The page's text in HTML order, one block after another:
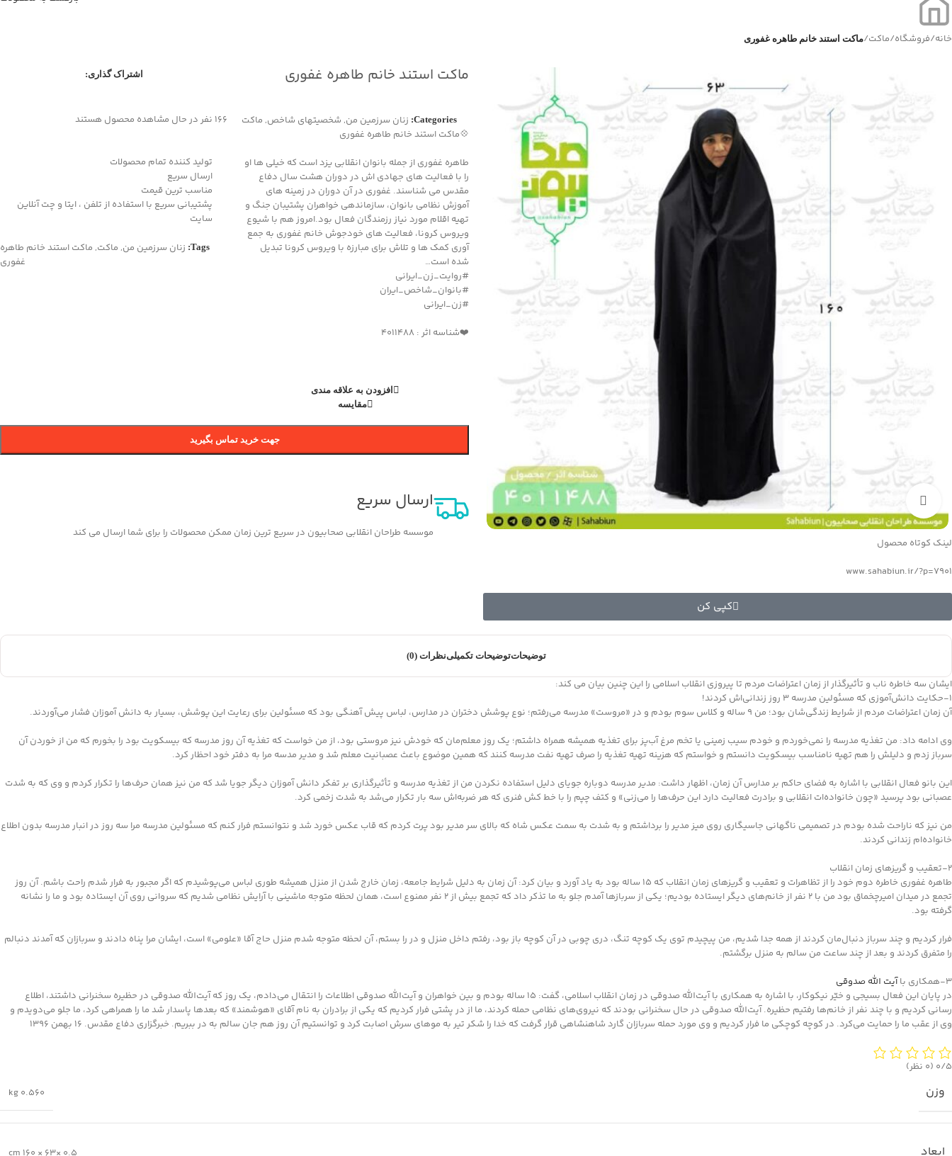
خانه/فروشگاه/ماکت/ماکت استند خانم طاهره غفوری
لینک کوتاه محصول
www.sahabiun.ir/?p=7901
کپی کن
ماکت استند خانم طاهره غفوری اشتراک گذاری:
Categories: زنان سرزمین من, شخصیتهای شاخص, ماکت
💠ماکت استند خانم طاهره غفوری
طاهره غفوری از جمله بانوان انقلابی یزد است که خیلی ها او
را با فعالیت های جهادی اش در دوران هشت سال دفاع
مقدس می شناسند. غفوری در آن دوران در زمینه های
آموزش نظامی بانوان، سازماندهی خواهران پشتیبان جنگ و
تهیه اقلام مورد نیاز رزمندگان فعال بود.امروز هم با شیوع
ویروس کرونا، فعالیت های خودجوش خانم غفوری به جمع
آوری کمک ها و تلاش برای مبارزه با ویروس کرونا تبدیل
شده است…
#روایت_زن_ایرانی
#بانوان_شاخص_ایران
#زن_ایرانی
❤️شناسه اثر : 4011488
افزودن به علاقه مندی
مقایسه
166 نفر در حال مشاهده محصول هستند
تولید کننده تمام محصولات
ارسال سریع
مناسب ترین قیمت
پشتیبانی سریع با استفاده از تلفن ، ایتا و چت آنلاین
سایت
Tags: زنان سرزمین من, ماکت, ماکت استند خانم طاهره
غفوری
جهت خرید تماس بگیرید
ارسال سریع
موسسه طراحان انقلابی صحابیون در سریع ترین زمان ممکن محصولات را برای شما ارسال می کند
توضیحاتتوضیحات تکمیلینظرات (0)
ایشان سه خاطره ناب و تأثیرگذار از زمان اعتراضات مردم تا پیروزی انقلاب اسلامی را این چنین بیان می کند:
1-حکایت دانش‌آموزی که مسئولین مدرسه ۳ روز زندانی‌اش کردند!
آن زمان اعتراضات مردم از شرایط زندگی‌شان بود؛ من ۹ ساله و کلاس سوم بودم و در «مروست» مدرسه می‌رفتم؛ نوع پوشش دختران در مدارس، لباس پیش آهنگی بود که مسئولین برای رعایت این پوشش، بسیار به دانش آموزان فشار می‌آوردند.
وی ادامه داد: من تغذیه مدرسه را نمی‌خوردم و خودم سیب زمینی یا تخم مرغ آب‌پز برای تغذیه همیشه همراه داشتم؛ یک روز معلم‌مان که خودش نیز مروستی بود، از من خواست که تغذیه آن روز مدرسه که بیسکویت بود را بخورم که من از خوردن آن
سرباز زدم و دلیلش را هم تهیه نامناسب بیسکویت دانستم و خواستم که هزینه تهیه تغذیه را صرف تهیه نفت مدرسه کنند که همین موضوع باعث عصبانیت معلم شد و مدیر مدسه مرا به دفتر خود احظار کرد.
این بانو فعال انقلابی با اشاره به فضای حاکم بر مدارس آن زمان، اظهار داشت: مدیر مدرسه دوباره جویای دلیل استفاده نکردن من از تغذیه مدرسه و تأثیرگذاری بر تفکر دانش آموزان دیگر جویا شد که من نیز همان حرف‌ها را تکرار کردم و وی که به شدت
عصبانی بود پرسید «چون خانواده‌ات انقلابی و برادرت فعالیت دارد این حرف‌ها را می‌زنی» و کتف چپم را با خط کش فنری که هر ضربه‌اش سه بار تکرار می‌شد به شدت زخمی کرد.
من نیز که ناراحت شده بودم در تصمیمی ناگهانی جاسیگاری روی میز مدیر را برداشتم و به شدت به سمت عکس شاه که بالای سر مدیر بود پرت کردم که قاب عکس خورد شد و نتوانستم فرار کنم که مسئولین مدرسه مرا سه روز در انبار مدرسه بدون اطلاع
خانواده‌ام زندانی کردند.
۲-تعقیب و گریزهای زمان انقلاب
طاهره غفوری خاطره دوم خود را از تظاهرات و تعقیب و گریز‌های زمان انقلاب که ۱۵ ساله بود به یاد آورد و بیان کرد: آن زمان به دلیل شرایط جامعه، زمان خارج شدن از منزل همیشه طوری لباس می‌پوشیدم که اگر مجبور به فرار شدم راحت باشم. آن روز
تجمع در میدان امیرچخماق بود من با ۲ نفر از خانم‌های دیگر ایستاده بودیم؛ یکی از سرباز‌ها آمدم جلو به ما تذکر داد که تجمع بیش از ۲ نفر ممنوع است، همان لحظه متوجه ماشینی با آرایش نظامی شدیم که سروانی روی آن ایستاده بود و ما را نشانه
گرفته بود.
فرار کردیم و چند سرباز دنبال‌مان کردند از همه جدا شدیم، من پیچیدم توی یک کوچه تنگ، دری چوبی در آن کوچه باز بود، رفتم داخل منزل و در را بستم، آن لحظه متوجه شدم منزل حاج آقا «علومی» است، ایشان مرا پناه دادند و سربازان که آمدند دنبالم
را متفرق کردند و بعد از چند ساعت من سالم به منزل برگشتم.
۳-همکاری با
آیت الله صدوقی
در پایان این فعال بسیجی و خیّر نیکوکار، با اشاره به همکاری با آیت‌الله صدوقی در زمان انقلاب اسلامی، گفت: ۱۵ ساله بودم و بین خواهران و آیت‌الله صدوقی اطلاعات را انتقال می‌دادم، یک روز که آیت‌الله صدوقی در حظیره سخنرانی داشتند، اطلاع
رسانی کردیم و با چند نفر از خانم‌ها رفتیم حظیره. آیت‌الله صدوقی در حال سخنرانی بودند که نیروی‌های نظامی حمله کردند، ما از در پشتی فرار کردیم که یکی از برادران به نام آقای «هوشمند» که بعد‌ها پاسدار شد ما را همراهی کرد، ما جلو می‌دویدم و
وی از عقب ما را حمایت می‌کرد. در کوچه کوچکی ما فرار کردیم و وی مورد حمله سربازان گارد شاهنشاهی قرار گرفت که خدا را شکر تیر به مو‌های سرش اصابت کرد و توانستیم آن روز هم جان سالم به در ببریم. خبرگزاری دفاع مقدس. ۱۶ بهمن ۱۳۹۶
‫۰/۵ ‫(۰ نظر)
وزن 0.560 kg
ابعاد 0.5 ×63 × 160 cm